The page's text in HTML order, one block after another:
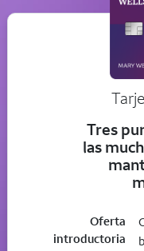
Tres
las
Oferta
introductoria